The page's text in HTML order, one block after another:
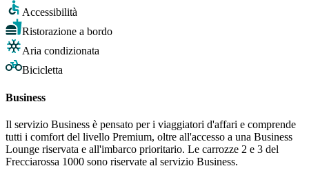
Accessibilità
Ristorazione a bordo
Aria condizionata
Bicicletta
Business
Il servizio Business è pensato per i viaggiatori d'affari e comprende
tutti i comfort del livello Premium, oltre all'accesso a una Business
Lounge riservata e all'imbarco prioritario. Le carrozze 2 e 3 del
Frecciarossa 1000 sono riservate al servizio Business.